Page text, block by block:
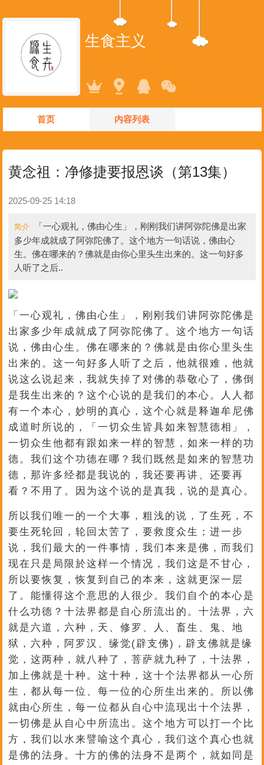
生食主义
首页 内容列表
黄念祖：净修捷要报恩谈（第13集）
2025-09-25 14:18
简介
「一心观礼，佛由心生」，刚刚我们讲阿弥陀佛是出家
多少年成就成了阿弥陀佛了。这个地方一句话说，佛由心
生。佛在哪来的？佛就是由你心里头生出来的。这一句好多
人听了之后..
「一心观礼，佛由心生」，刚刚我们讲阿弥陀佛是
出家多少年成就成了阿弥陀佛了。这个地方一句话
说，佛由心生。佛在哪来的？佛就是由你心里头生
出来的。这一句好多人听了之后，他就很难，他就
说这么说起来，我就失掉了对佛的恭敬心了，佛倒
是我生出来的？这个心说的是我们的本心。人人都
有一个本心，妙明的真心，这个心就是释迦牟尼佛
成道时所说的，「一切众生皆具如来智慧德相」，
一切众生他都有跟如来一样的智慧，如来一样的功
德。我们这个功德在哪？我们既然是如来的智慧功
德，那许多经都是我说的，我还要再讲、还要再
看？不用了。因为这个说的是真我，说的是真心。
所以我们唯一的一个大事，粗浅的说，了生死，不
要生死轮回，轮回太苦了，要救度众生；进一步
说，我们最大的一件事情，我们本来是佛，而我们
现在只是局限於这样一个情况，我们这是不甘心，
所以要恢复，恢复到自己的本来，这就更深一层
了。能懂得这个意思的人很少。我们自个的本心是
什么功德？十法界都是自心所流出的。十法界，六
就是六道，六种，天、修罗、人、畜生、鬼、地
狱，六种，阿罗汉、缘觉(辟支佛)，辟支佛就是缘
觉，这两种，就八种了，菩萨就九种了，十法界，
加上佛就是十种。这十种，这十个法界都从一心所
生，都从每一位、每一位的心所生出来的。所以佛
就由心所生，每一位都从自心中流现出十个法界，
一切佛是从自心中所流出。这个地方可以打一个比
方，我们以水来譬喻这个真心，我们这个真心也就
是佛的法身。十方的佛的法身不是两个，就如同是